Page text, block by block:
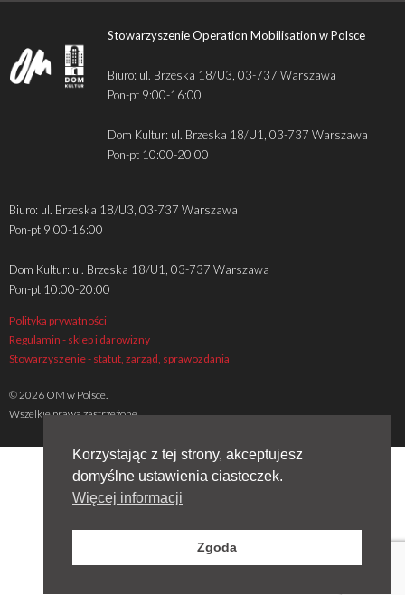
Stowarzyszenie Operation Mobilisation w Polsce
Biuro: ul. Brzeska 18/U3, 03-737 Warszawa
Pon-pt 9:00-16:00
Dom Kultur: ul. Brzeska 18/U1, 03-737 Warszawa
Pon-pt 10:00-20:00
Biuro: ul. Brzeska 18/U3, 03-737 Warszawa
Pon-pt 9:00-16:00
Dom Kultur: ul. Brzeska 18/U1, 03-737 Warszawa
Pon-pt 10:00-20:00
Polityka prywatności
Regulamin - sklep i darowizny
Stowarzyszenie - statut, zarząd, sprawozdania
© 2026 OM w Polsce.
Wszelkie prawa zastrzeżone
Korzystając z tej strony, akceptujesz
domyślne ustawienia ciasteczek.
Więcej informacji
Zgoda